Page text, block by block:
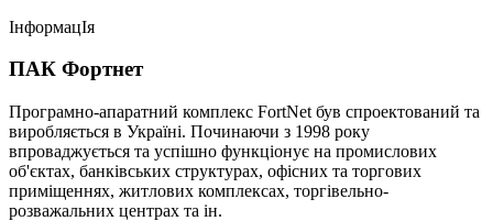
ІнформацІя
ПАК Фортнет
Програмно-апаратний комплекс FortNet був спроектований та
виробляється в Україні. Починаючи з 1998 року
впроваджується та успішно функціонує на промислових
об'єктах, банківських структурах, офісних та торгових
приміщеннях, житлових комплексах, торгівельно-
розважальних центрах та ін.